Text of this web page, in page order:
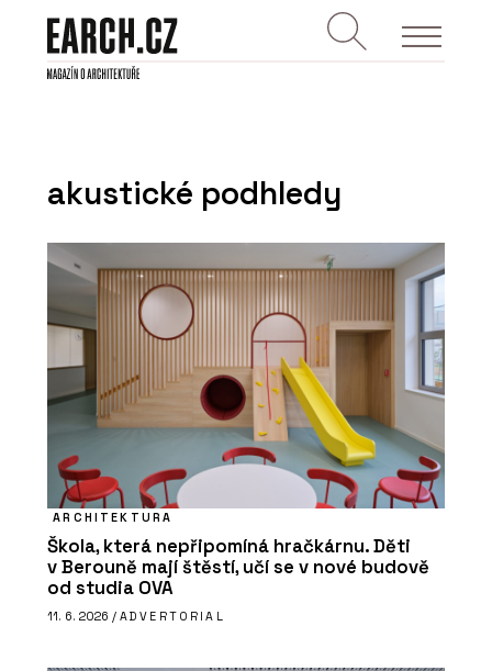
akustické podhledy
ARCHITEKTURA
Škola, která nepřipomíná hračkárnu. Děti
v Berouně mají štěstí, učí se v nové budově
od studia OVA
11. 6. 2026 / ADVERTORIAL